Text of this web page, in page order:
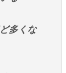
多くな